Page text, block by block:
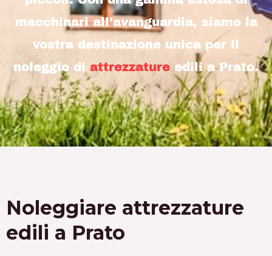
macchinari all’avanguardia, siamo la
vostra destinazione unica per il
noleggio di attrezzature edili a Prato.
Noleggiare attrezzature
edili a Prato